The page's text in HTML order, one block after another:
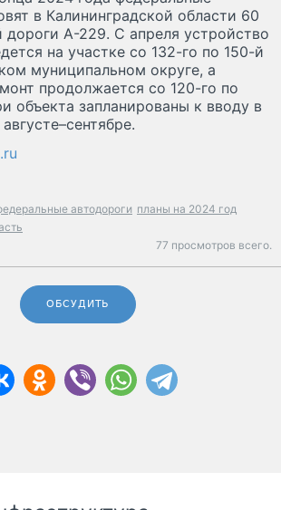
в Калининградской области 60
дороги А-229. С апреля устройство
на участке со 132-го по 150-й
муниципальном округе, а
продолжается со 120-го по
объекта запланированы к вводу в
автодороги планы на 2024 год
77 просмотров всего.
ОБСУДИТЬ